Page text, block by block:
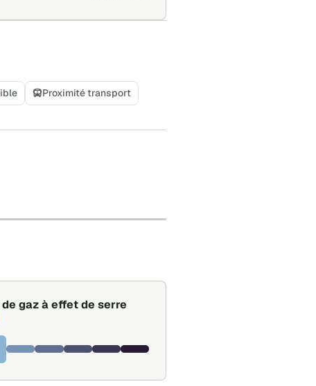
Proximité transport
gaz à effet de serre